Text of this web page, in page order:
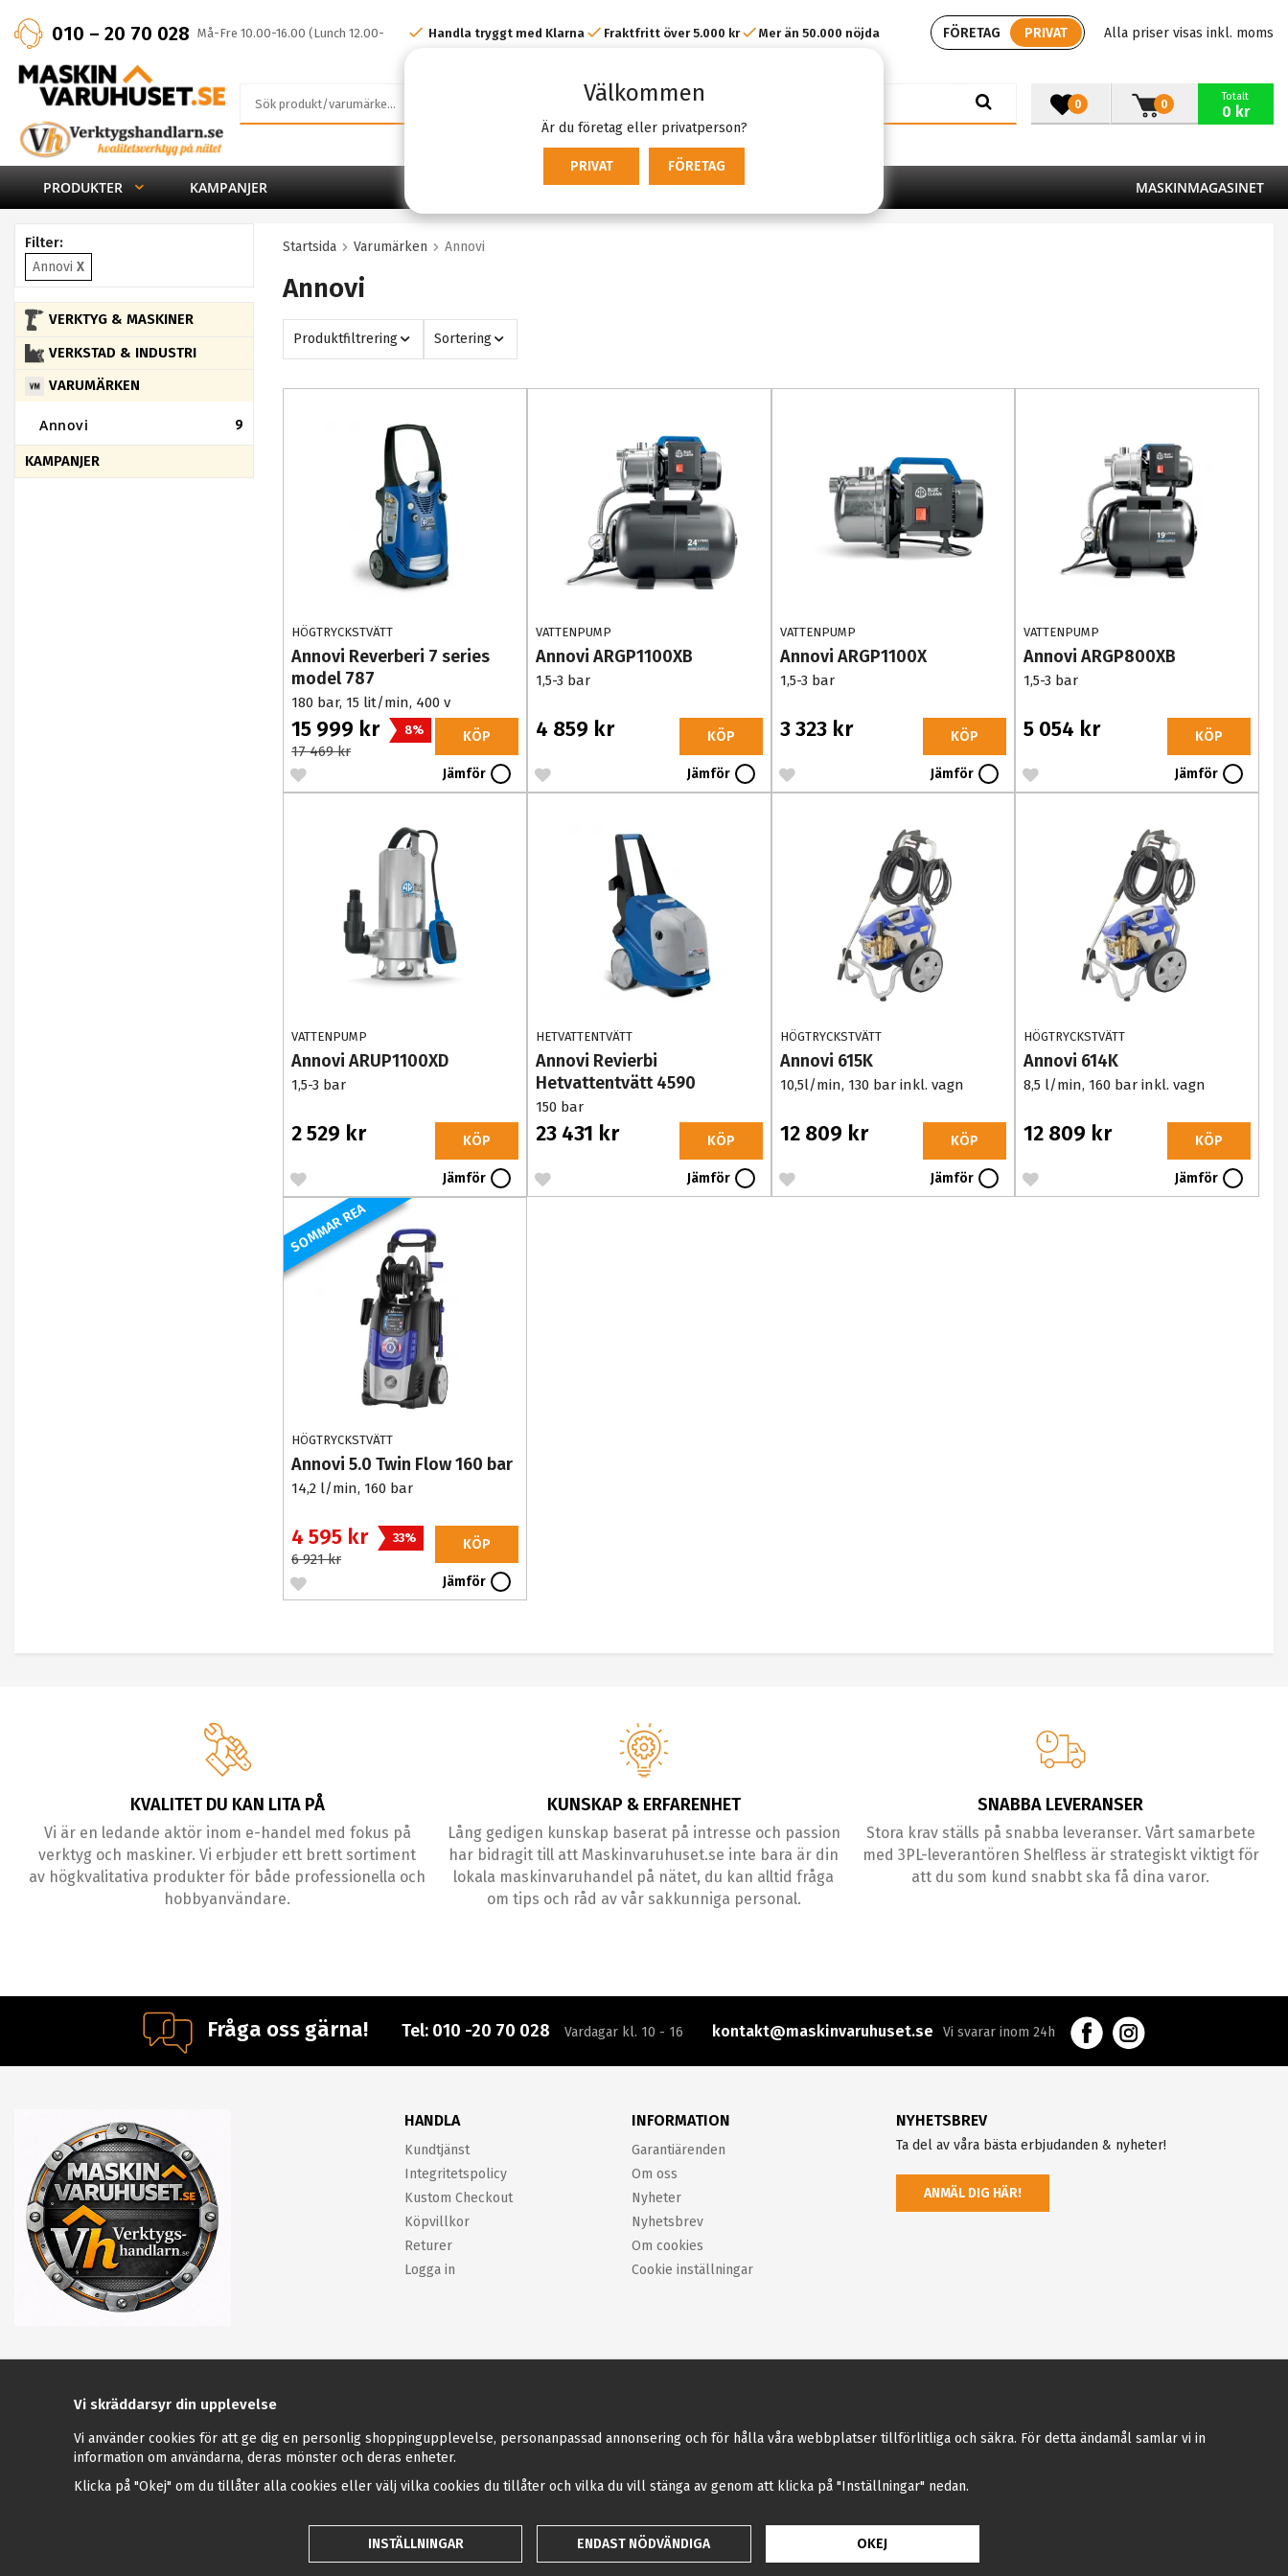
Välkommen
Är du företag eller privatperson?
PRIVAT FÖRETAG
010 – 20 70 028 Må-Fre 10.00-16.00 (Lunch 12.00-
13.00)
FÖRETAG PRIVAT Alla priser visas inkl. moms
Handla tryggt med Klarna Fraktfritt över 5.000 kr Mer än 50.000 nöjda
0
Totalt
0 kr
0
PRODUKTER KAMPANJER MASKINMAGASINET
Filter:
Annovi X
VERKTYG & MASKINER
VERKSTAD & INDUSTRI
VARUMÄRKEN
Annovi 9
KAMPANJER
Startsida Varumärken Annovi
Annovi
Produktfiltrering Sortering
HÖGTRYCKSTVÄTT
Annovi Reverberi 7 series
model 787
180 bar, 15 lit/min, 400 v
15 999 kr 8%
17 469 kr
KÖP
Jämför
VATTENPUMP
Annovi ARGP1100XB
1,5-3 bar
4 859 kr KÖP
Jämför
VATTENPUMP
Annovi ARGP1100X
1,5-3 bar
3 323 kr KÖP
Jämför
VATTENPUMP
Annovi ARGP800XB
1,5-3 bar
5 054 kr KÖP
Jämför
VATTENPUMP
Annovi ARUP1100XD
1,5-3 bar
2 529 kr KÖP
Jämför
HETVATTENTVÄTT
Annovi Revierbi
Hetvattentvätt 4590
150 bar
23 431 kr KÖP
Jämför
HÖGTRYCKSTVÄTT
Annovi 615K
10,5l/min, 130 bar inkl. vagn
12 809 kr KÖP
Jämför
HÖGTRYCKSTVÄTT
Annovi 614K
8,5 l/min, 160 bar inkl. vagn
12 809 kr KÖP
Jämför
SOMMAR REA
HÖGTRYCKSTVÄTT
Annovi 5.0 Twin Flow 160 bar
14,2 l/min, 160 bar
4 595 kr 33%
6 921 kr
KÖP
Jämför
KVALITET DU KAN LITA PÅ
Vi är en ledande aktör inom e-handel med fokus på
verktyg och maskiner. Vi erbjuder ett brett sortiment
av högkvalitativa produkter för både professionella och
hobbyanvändare.
KUNSKAP & ERFARENHET
Lång gedigen kunskap baserat på intresse och passion
har bidragit till att Maskinvaruhuset.se inte bara är din
lokala maskinvaruhandel på nätet, du kan alltid fråga
om tips och råd av vår sakkunniga personal.
SNABBA LEVERANSER
Stora krav ställs på snabba leveranser. Vårt samarbete
med 3PL-leverantören Shelfless är strategiskt viktigt för
att du som kund snabbt ska få dina varor.
Fråga oss gärna! Tel: 010 -20 70 028 Vardagar kl. 10 - 16 kontakt@maskinvaruhuset.se Vi svarar inom 24h
HANDLA
Kundtjänst
Integritetspolicy
Kustom Checkout
Köpvillkor
Returer
Logga in
INFORMATION
Garantiärenden
Om oss
Nyheter
Nyhetsbrev
Om cookies
Cookie inställningar
NYHETSBREV
Ta del av våra bästa erbjudanden & nyheter!
ANMÄL DIG HÄR!
Vi skräddarsyr din upplevelse
Vi använder cookies för att ge dig en personlig shoppingupplevelse, personanpassad annonsering och för hålla våra webbplatser tillförlitliga och säkra. För detta ändamål samlar vi in
information om användarna, deras mönster och deras enheter.
Klicka på "Okej" om du tillåter alla cookies eller välj vilka cookies du tillåter och vilka du vill stänga av genom att klicka på "Inställningar" nedan.
INSTÄLLNINGAR ENDAST NÖDVÄNDIGA OKEJ